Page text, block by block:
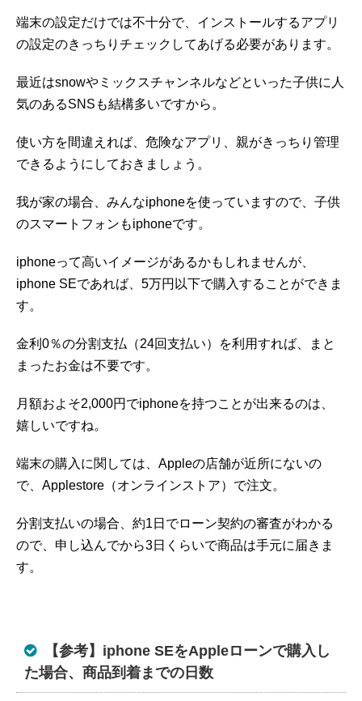
端末の設定だけでは不十分で、インストールするアプリ
の設定のきっちりチェックしてあげる必要があります。
最近はsnowやミックスチャンネルなどといった子供に人
気のあるSNSも結構多いですから。
使い方を間違えれば、危険なアプリ、親がきっちり管理
できるようにしておきましょう。
我が家の場合、みんなiphoneを使っていますので、子供
のスマートフォンもiphoneです。
iphoneって高いイメージがあるかもしれませんが、
iphone SEであれば、5万円以下で購入することができま
す。
金利0％の分割支払（24回支払い）を利用すれば、まと
まったお金は不要です。
月額およそ2,000円でiphoneを持つことが出来るのは、
嬉しいですね。
端末の購入に関しては、Appleの店舗が近所にないの
で、Applestore（オンラインストア）で注文。
分割支払いの場合、約1日でローン契約の審査がわかる
ので、申し込んでから3日くらいで商品は手元に届きま
す。
【参考】iphone SEをAppleローンで購入し
た場合、商品到着までの日数